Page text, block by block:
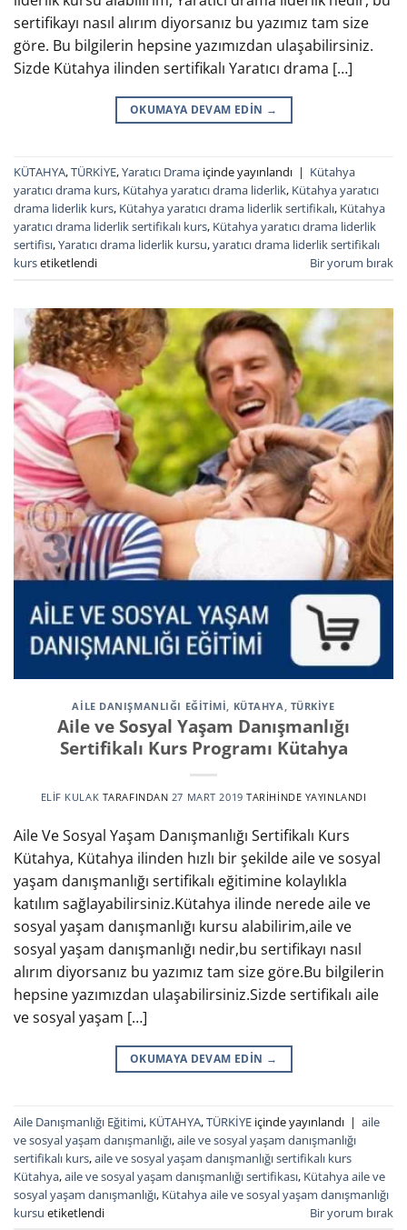
sertifikayı nasıl alırım diyorsanız bu yazımız tam size
göre. Bu bilgilerin hepsine yazımızdan ulaşabilirsiniz.
Sizde Kütahya ilinden sertifikalı Yaratıcı drama […]
OKUMAYA DEVAM EDIN →
KÜTAHYA,TÜRKİYE,Yaratıcı Drama içinde yayınlandı | Kütahya
yaratıcı drama kurs, Kütahya yaratıcı drama liderlik, Kütahya yaratıcı
drama liderlik kurs, Kütahya yaratıcı drama liderlik sertifikalı, Kütahya
yaratıcı drama liderlik sertifikalı kurs, Kütahya yaratıcı drama liderlik
sertifisı,Yaratıcı drama liderlik kursu,yaratıcı drama liderlik sertifikalı
kursetiketlendi Bir yorum bırak
AILE DANIŞMANLIĞI EĞITIMI KÜTAHYA TÜRKİYE
Aile ve Sosyal Yaşam Danışmanlığı
Sertifikalı Kurs Programı Kütahya
ELIF KULAK TARAFINDAN 27 MART 2019 TARIHINDE YAYINLANDI
Aile Ve Sosyal Yaşam Danışmanlığı Sertifikalı Kurs
Kütahya, Kütahya ilinden hızlı bir şekilde aile ve sosyal
yaşam danışmanlığı sertifikalı eğitimine kolaylıkla
katılım sağlayabilirsiniz.Kütahya ilinde nerede aile ve
sosyal yaşam danışmanlığı kursu alabilirim,aile ve
sosyal yaşam danışmanlığı nedir,bu sertifikayı nasıl
alırım diyorsanız bu yazımız tam size göre.Bu bilgilerin
hepsine yazımızdan ulaşabilirsiniz.Sizde sertifikalı aile
ve sosyal yaşam […]
OKUMAYA DEVAM EDIN →
Aile Danışmanlığı Eğitimi, KÜTAHYA,TÜRKİYE içinde yayınlandı | aile
ve sosyal yaşam danışmanlığı,aile ve sosyal yaşam danışmanlığı
sertifikalı kurs,aile ve sosyal yaşam danışmanlığı sertifikalı kurs
Kütahya,aile ve sosyal yaşam danışmanlığı sertifikası, Kütahya aile ve
sosyal yaşam danışmanlığı, Kütahya aile ve sosyal yaşam danışmanlığı
kursu etiketlendi Bir yorum bırak